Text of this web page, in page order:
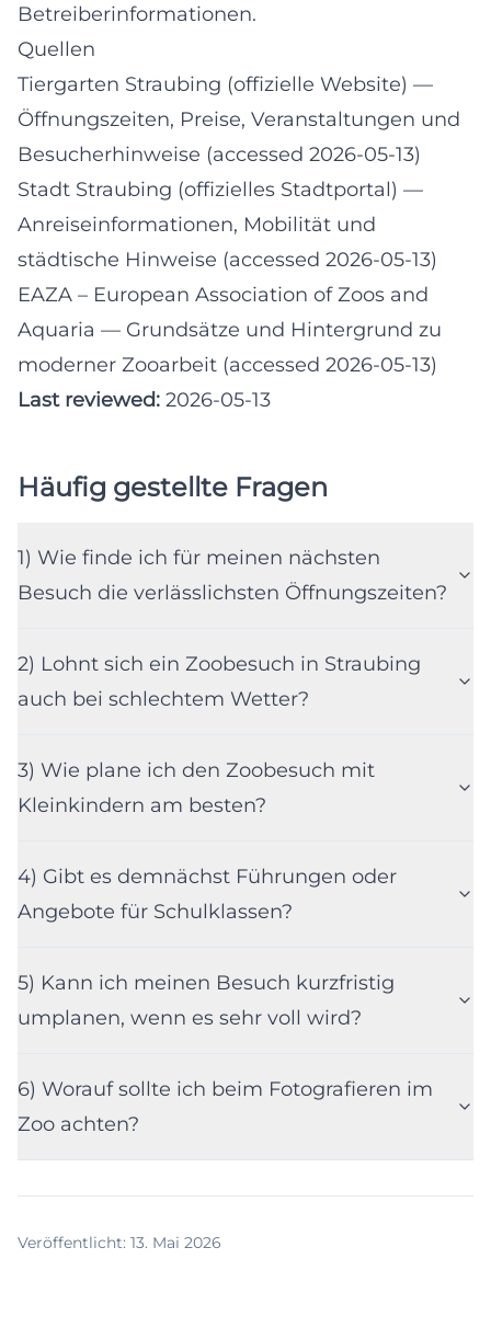
Betreiberinformationen.
Quellen
Tiergarten Straubing (offizielle Website) —
Öffnungszeiten, Preise, Veranstaltungen und
Besucherhinweise (accessed 2026-05-13)
Stadt Straubing (offizielles Stadtportal) —
Anreiseinformationen, Mobilität und
städtische Hinweise (accessed 2026-05-13)
EAZA – European Association of Zoos and
Aquaria — Grundsätze und Hintergrund zu
moderner Zooarbeit (accessed 2026-05-13)
Last reviewed: 2026-05-13
Häufig gestellte Fragen
1) Wie finde ich für meinen nächsten
Besuch die verlässlichsten Öffnungszeiten?
2) Lohnt sich ein Zoobesuch in Straubing
auch bei schlechtem Wetter?
3) Wie plane ich den Zoobesuch mit
Kleinkindern am besten?
4) Gibt es demnächst Führungen oder
Angebote für Schulklassen?
5) Kann ich meinen Besuch kurzfristig
umplanen, wenn es sehr voll wird?
6) Worauf sollte ich beim Fotografieren im
Zoo achten?
Veröffentlicht: 13. Mai 2026